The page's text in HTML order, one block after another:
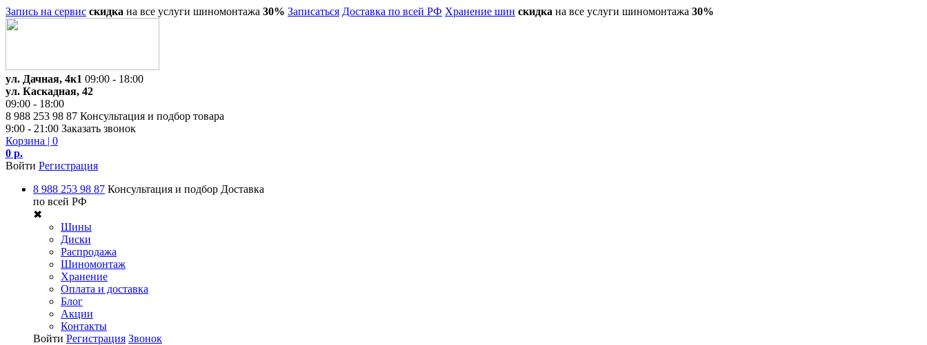
Запись на сервис скидка на все услуги шиномонтажа 30% Записаться Доставка по всей РФ Хранение шин скидка на все услуги шиномонтажа 30%
ул. Дачная, 4к1 09:00 - 18:00
ул. Каскадная, 42
09:00 - 18:00
8 988 253 98 87 Консультация и подбор товара
9:00 - 21:00 Заказать звонок
Корзина | 0
0 р.
Войти Регистрация
8 988 253 98 87 Консультация и подбор Доставка
по всей РФ
✖
Шины
Диски
Распродажа
Шиномонтаж
Хранение
Оплата и доставка
Блог
Акции
Контакты
Войти Регистрация Звонок